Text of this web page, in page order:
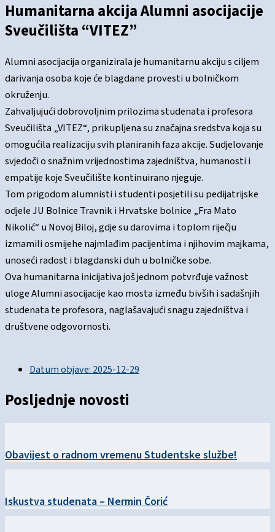
Humanitarna akcija Alumni asocijacije
Sveučilišta “VITEZ”
Alumni asocijacija organizirala je humanitarnu akciju s ciljem
darivanja osoba koje će blagdane provesti u bolničkom
okruženju.
Zahvaljujući dobrovoljnim prilozima studenata i profesora
Sveučilišta „VITEZ“, prikupljena su značajna sredstva koja su
omogućila realizaciju svih planiranih faza akcije. Sudjelovanje
svjedoči o snažnim vrijednostima zajedništva, humanosti i
empatije koje Sveučilište kontinuirano njeguje.
Tom prigodom alumnisti i studenti posjetili su pedijatrijske
odjele JU Bolnice Travnik i Hrvatske bolnice „Fra Mato
Nikolić“ u Novoj Biloj, gdje su darovima i toplom riječju
izmamili osmijehe najmlađim pacijentima i njihovim majkama,
unoseći radost i blagdanski duh u bolničke sobe.
Ova humanitarna inicijativa još jednom potvrđuje važnost
uloge Alumni asocijacije kao mosta između bivših i sadašnjih
studenata te profesora, naglašavajući snagu zajedništva i
društvene odgovornosti.
Datum objave:2025-12-29
Posljednje novosti
Obavijest o radnom vremenu Studentske službe!
Iskustva studenata – Nermin Čorić